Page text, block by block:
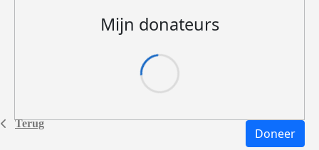
Terug
Mijn donateurs
Doneer